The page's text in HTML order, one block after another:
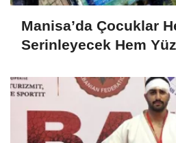
Manisa’da Çocuklar
Serinleyecek Hem